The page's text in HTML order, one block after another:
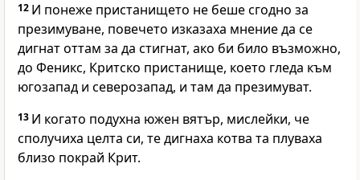
12 И понеже пристанището не беше сгодно за
презимуване, повечето изказаха мнение да се
дигнат оттам за да стигнат, ако би било възможно,
до Феникс, Критско пристанище, което гледа към
югозапад и северозапад, и там да презимуват.
13 И когато подухна южен вятър, мислейки, че
сполучиха целта си, те дигнаха котва та плуваха
близо покрай Крит.